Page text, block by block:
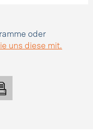
oder
uns diese mit.